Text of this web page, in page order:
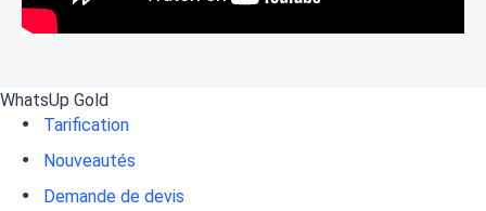
WhatsUp Gold
Tarification
Nouveautés
Demande de devis